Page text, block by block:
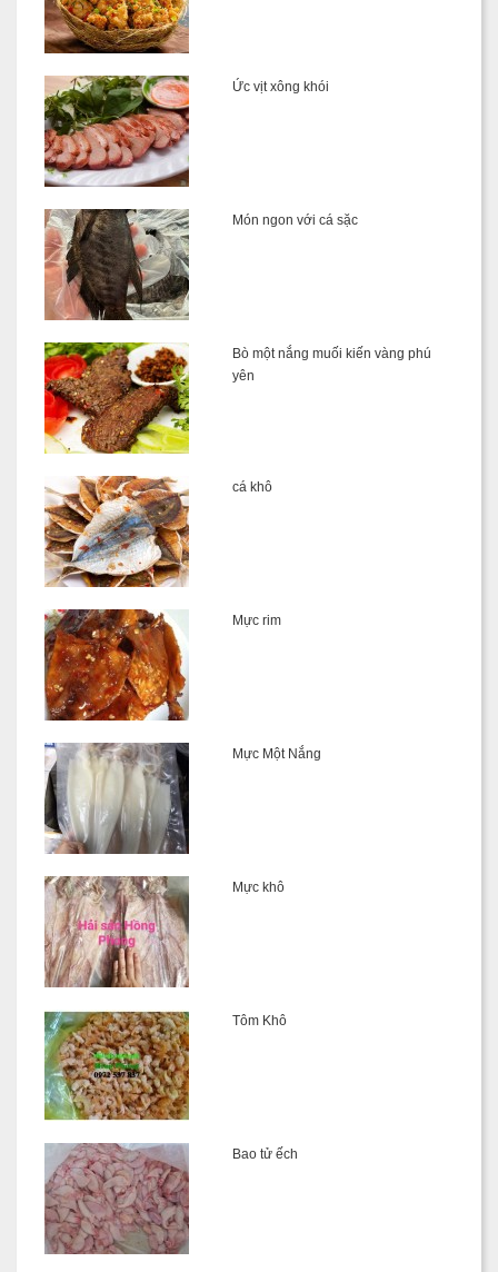
Ức vịt xông khói
Món ngon với cá sặc
Bò một nắng muối kiến vàng phú
yên
cá khô
Mực rim
Mực Một Nắng
Mực khô
Tôm Khô
Bao tử ếch